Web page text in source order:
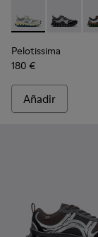
Pelotissima -
Pelotissima
180 €
Añadir